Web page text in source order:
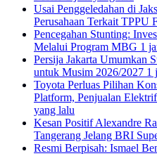
Usai Penggeledahan di
Perusahaan Terkait TPPU
Pencegahan Stunting:
Melalui Program MBG 1
Persija Jakarta Umumkan
untuk Musim 2026/2027 1
Toyota Perluas Pilihan
Platform, Penjualan
yang lalu
Kesan Positif Alexandre
Tangerang Jelang BRI
Resmi Berpisah: Ismael